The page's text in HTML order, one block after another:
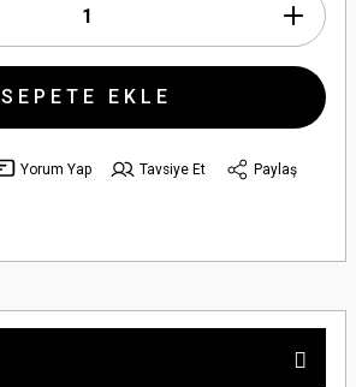
SEPETE EKLE
Yorum Yap Tavsiye Et
Paylaş